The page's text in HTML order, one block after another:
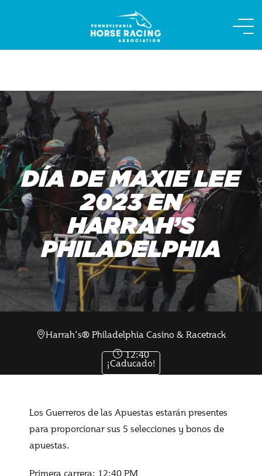
DÍA DE MAXIE LEE
2023 EN
HARRAH’S
PHILADELPHIA
¡Caducado!
12:40
Harrah’s® Philadelphia Casino & Racetrack
Los Guerreros de las Apuestas estarán presentes
para proporcionar sus 5 selecciones y bonos de
apuestas.
Primera carrera: 12:40 PM